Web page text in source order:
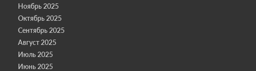
Ноябрь 2025
Октябрь 2025
Сентябрь 2025
Август 2025
Июль 2025
Июнь 2025